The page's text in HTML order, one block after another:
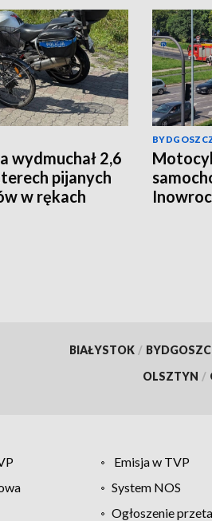
wydmuchał 2,6
pijanych
w rękach
BIAŁYSTOK /
OLSZTYN /
Emisja w TVP
System NOS
Ogłoszenie